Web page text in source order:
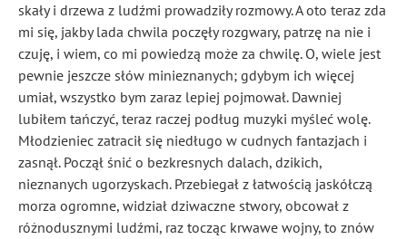
skały i drzewa z ludźmi prowadziły rozmowy. A oto teraz zda
mi się, jakby lada chwila poczęły rozgwary, patrzę na nie i
czuję, i wiem, co mi powiedzą może za chwilę. O, wiele jest
pewnie jeszcze słów minieznanych; gdybym ich więcej
umiał, wszystko bym zaraz lepiej pojmował. Dawniej
lubiłem tańczyć, teraz raczej podług muzyki myśleć wolę.
Młodzieniec zatracił się niedługo w cudnych fantazjach i
zasnął. Począł śnić o bezkresnych dalach, dzikich,
nieznanych ugorzyskach. Przebiegał z łatwością jaskółczą
morza ogromne, widział dziwaczne stwory, obcował z
różnodusznymi ludźmi, raz tocząc krwawe wojny, to znów